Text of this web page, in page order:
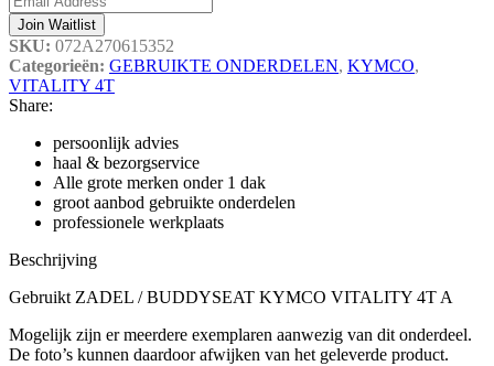
Join Waitlist
SKU: 072A270615352
Categorieën: GEBRUIKTE ONDERDELEN, KYMCO,
VITALITY 4T
Share:
persoonlijk advies
haal & bezorgservice
Alle grote merken onder 1 dak
groot aanbod gebruikte onderdelen
professionele werkplaats
Beschrijving
Gebruikt ZADEL / BUDDYSEAT KYMCO VITALITY 4T A
Mogelijk zijn er meerdere exemplaren aanwezig van dit onderdeel.
De foto’s kunnen daardoor afwijken van het geleverde product.